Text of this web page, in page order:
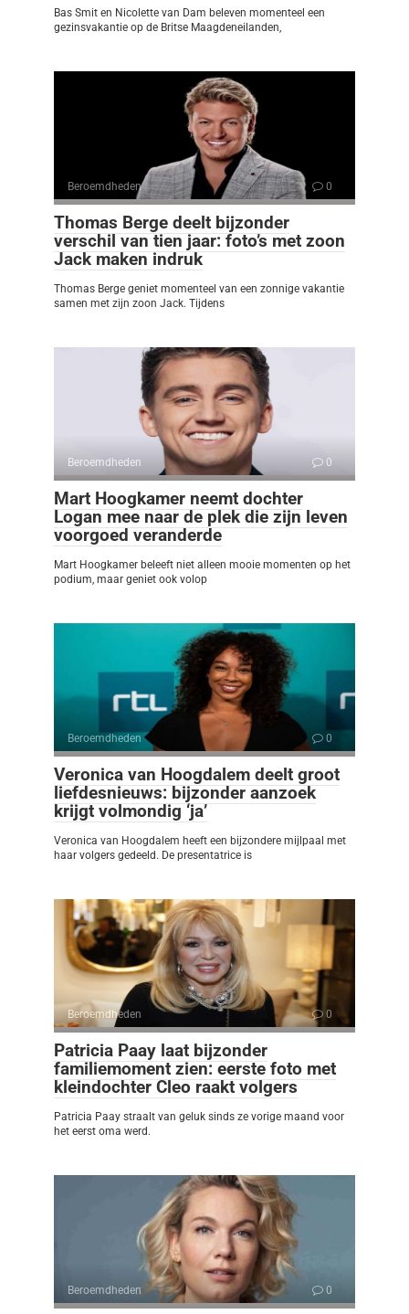
Bas Smit en Nicolette van Dam beleven momenteel een
gezinsvakantie op de Britse Maagdeneilanden,
Beroemdheden 0
Thomas Berge deelt bijzonder
verschil van tien jaar: foto’s met zoon
Jack maken indruk
Thomas Berge geniet momenteel van een zonnige vakantie
samen met zijn zoon Jack. Tijdens
Beroemdheden 0
Mart Hoogkamer neemt dochter
Logan mee naar de plek die zijn leven
voorgoed veranderde
Mart Hoogkamer beleeft niet alleen mooie momenten op het
podium, maar geniet ook volop
Beroemdheden 0
Veronica van Hoogdalem deelt groot
liefdesnieuws: bijzonder aanzoek
krijgt volmondig ‘ja’
Veronica van Hoogdalem heeft een bijzondere mijlpaal met
haar volgers gedeeld. De presentatrice is
Beroemdheden 0
Patricia Paay laat bijzonder
familiemoment zien: eerste foto met
kleindochter Cleo raakt volgers
Patricia Paay straalt van geluk sinds ze vorige maand voor
het eerst oma werd.
Beroemdheden 0